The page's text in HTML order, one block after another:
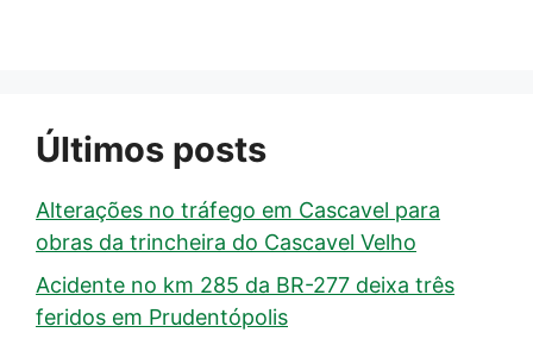
Últimos posts
Alterações no tráfego em Cascavel para
obras da trincheira do Cascavel Velho
Acidente no km 285 da BR-277 deixa três
feridos em Prudentópolis